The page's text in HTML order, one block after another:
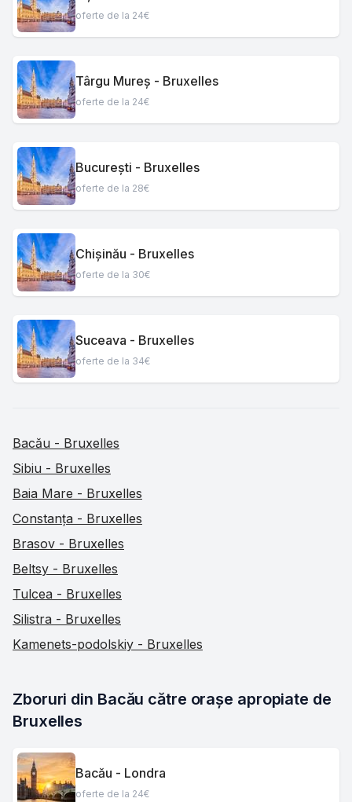
oferte de la 24€
Târgu Mureș - Bruxelles
oferte de la 24€
București - Bruxelles
oferte de la 28€
Chișinău - Bruxelles
oferte de la 30€
Suceava - Bruxelles
oferte de la 34€
Bacău - Bruxelles
Sibiu - Bruxelles
Baia Mare - Bruxelles
Constanța - Bruxelles
Brasov - Bruxelles
Beltsy - Bruxelles
Tulcea - Bruxelles
Silistra - Bruxelles
Kamenets-podolskiy - Bruxelles
Zboruri din Bacău către orașe apropiate de
Bruxelles
Bacău - Londra
oferte de la 24€